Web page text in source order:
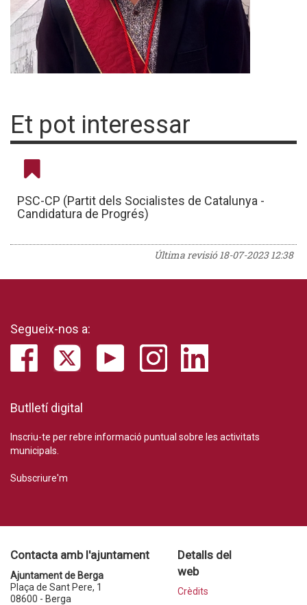
Et pot interessar
PSC-CP (Partit dels Socialistes de Catalunya -
Candidatura de Progrés)
Última revisió18-07-2023 12:38
Segueix-nos a:
Butlletí digital
Inscriu-te per rebre informació puntual sobre les activitats
municipals.
Subscriure'm
Contacta amb l'ajuntament
Ajuntament de Berga
Plaça de Sant Pere, 1
08600 - Berga
Detalls del
web
Crèdits